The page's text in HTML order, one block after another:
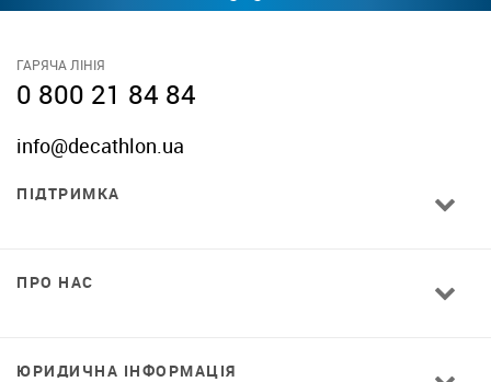
ГАРЯЧА ЛІНІЯ
0 800 21 84 84
info@decathlon.ua
ПІДТРИМКА
ПРО НАС
ЮРИДИЧНА ІНФОРМАЦІЯ